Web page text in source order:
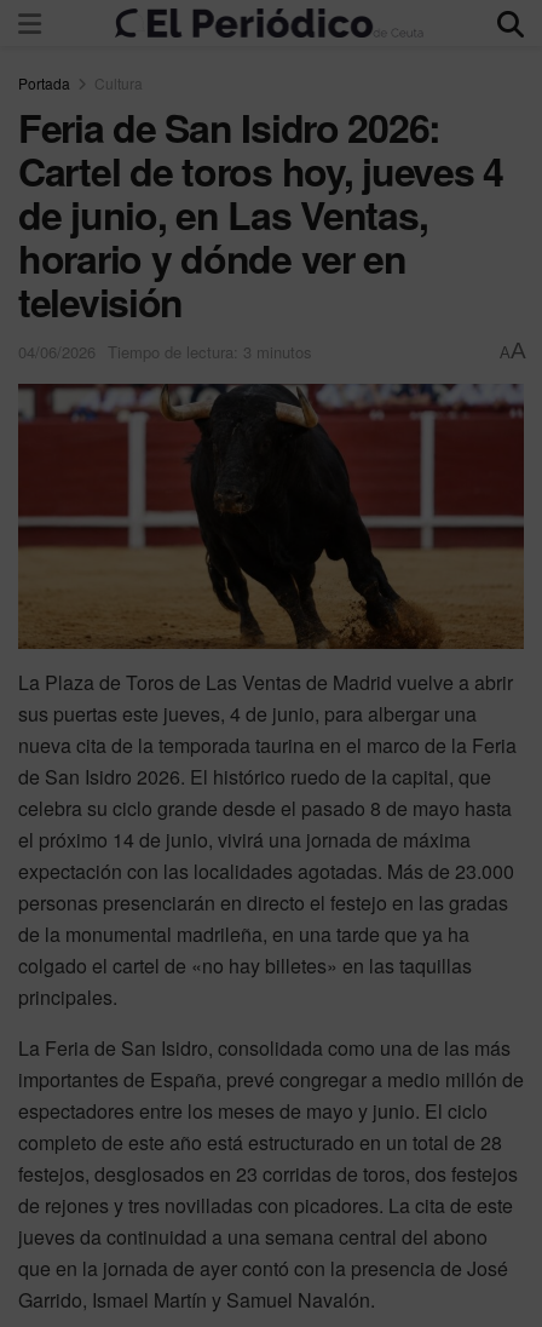
Portada Cultura
Feria de San Isidro 2026:
Cartel de toros hoy, jueves 4
de junio, en Las Ventas,
horario y dónde ver en
televisión
04/06/2026 Tiempo de lectura: 3 minutos AA
La Plaza de Toros de Las Ventas de Madrid vuelve a abrir
sus puertas este jueves, 4 de junio, para albergar una
nueva cita de la temporada taurina en el marco de la Feria
de San Isidro 2026. El histórico ruedo de la capital, que
celebra su ciclo grande desde el pasado 8 de mayo hasta
el próximo 14 de junio, vivirá una jornada de máxima
expectación con las localidades agotadas. Más de 23.000
personas presenciarán en directo el festejo en las gradas
de la monumental madrileña, en una tarde que ya ha
colgado el cartel de «no hay billetes» en las taquillas
principales.
La Feria de San Isidro, consolidada como una de las más
importantes de España, prevé congregar a medio millón de
espectadores entre los meses de mayo y junio. El ciclo
completo de este año está estructurado en un total de 28
festejos, desglosados en 23 corridas de toros, dos festejos
de rejones y tres novilladas con picadores. La cita de este
jueves da continuidad a una semana central del abono
que en la jornada de ayer contó con la presencia de José
Garrido, Ismael Martín y Samuel Navalón.